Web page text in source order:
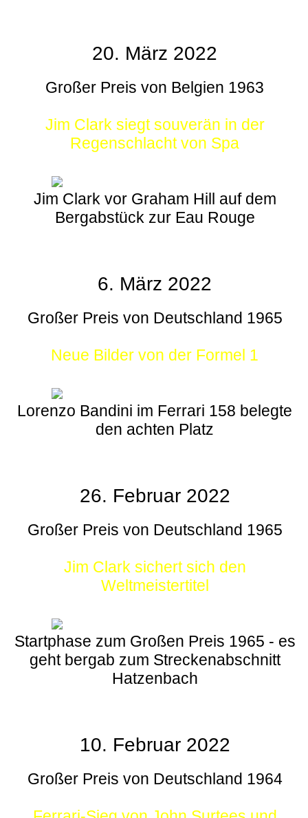
20. März 2022
Großer Preis von Belgien 1963
Jim Clark siegt souverän in der
Regenschlacht von Spa
Jim Clark vor Graham Hill auf dem
Bergabstück zur Eau Rouge
6. März 2022
Großer Preis von Deutschland 1965
Neue Bilder von der Formel 1
Lorenzo Bandini im Ferrari 158 belegte
den achten Platz
26. Februar 2022
Großer Preis von Deutschland 1965
Jim Clark sichert sich den
Weltmeistertitel
Startphase zum Großen Preis 1965 - es
geht bergab zum Streckenabschnitt
Hatzenbach
10. Februar 2022
Großer Preis von Deutschland 1964